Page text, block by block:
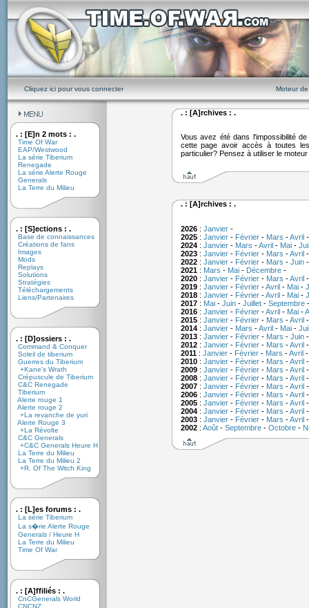
Cliquez ici pour vous connecter Moteur
. : [E]n 2 mots : .
Time Of War
EAP/Westwood
La série Tiberium
Renegade
La série Alerte Rouge
Generals
La Terre du Milieu
. : [S]ections : .
Base de connaissances
Créations de fans
Images
Mods
Replays
Solutions
Stratégies
Téléchargements
Liens/Partenaires
. : [D]ossiers : .
Command & Conquer
Soleil de tiberium
Guerres du Tiberium
+Kane's Wrath
Crépuscule de Tiberium
C&C Renegade
Tiberium
Alerte rouge 1
Alerte rouge 2
+La revanche de yuri
Alerte Rouge 3
+La Révolte
C&C Generals
+C&C Generals Heure H
La Terre du Milieu
La Terre du Milieu 2
+R. Of The Witch King
. : [L]es forums : .
La série Tiberium
La s�rie Alerte Rouge
Generals / Heure H
La Terre du Milieu
Time Of War
. : [A]ffiliés : .
CnCGenerals World
CNCNZ
. : [A]rchives : .
Vous avez été dans l'impossibilité
cette page avoir accès à toutes
particulier? Pensez à utiliser le
. : [A]rchives : .
2026: Janvier-
2025: Janvier- Février- Mars -Avril
2024: Janvier- Mars -Avril- Mai-
2023: Janvier- Février- Mars -Avril
2022: Janvier- Février- Mars - Juin
2021: Mars - Mai- Décembre-
2020: Janvier- Février- Mars -Avril
2019: Janvier- Février-Avril- Mai-
2018: Janvier- Février-Avril- Mai-
2017: Mai- Juin- Juillet- Septembre
2016: Janvier- Février-Avril- Mai-
2015: Janvier- Février- Mars -Avril
2014: Janvier- Mars -Avril- Mai-
2013: Janvier- Février- Mars - Juin
2012: Janvier- Février- Mars -Avril
2011: Janvier- Février- Mars -Avril
2010: Janvier- Février- Mars -Avril
2009: Janvier- Février- Mars -Avril
2008: Janvier- Février- Mars -Avril
2007: Janvier- Février- Mars -Avril
2006: Janvier- Février- Mars -Avril
2005: Janvier- Février- Mars -Avril
2004: Janvier- Février- Mars -Avril
2003: Janvier- Février- Mars -Avril
2002: Août- Septembre- Octobre-